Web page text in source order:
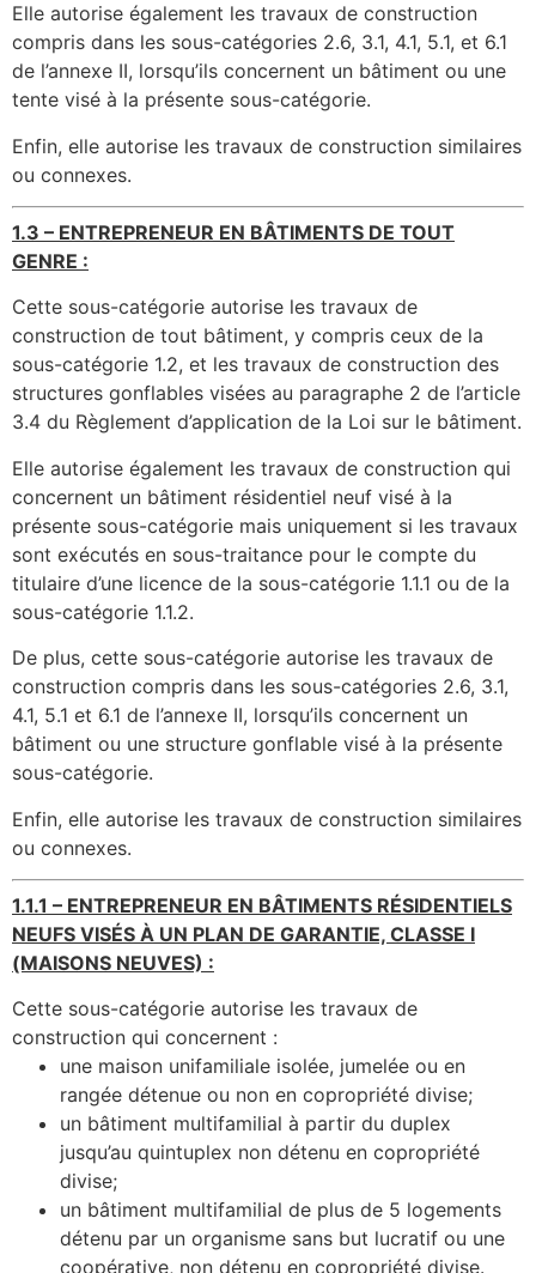
Elle autorise également les travaux de construction
compris dans les sous-catégories 2.6, 3.1, 4.1, 5.1, et 6.1
de l’annexe II, lorsqu’ils concernent un bâtiment ou une
tente visé à la présente sous-catégorie.
Enfin, elle autorise les travaux de construction similaires
ou connexes.
1.3 – ENTREPRENEUR EN BÂTIMENTS DE TOUT
GENRE :
Cette sous-catégorie autorise les travaux de
construction de tout bâtiment, y compris ceux de la
sous-catégorie 1.2, et les travaux de construction des
structures gonflables visées au paragraphe 2 de l’article
3.4 du Règlement d’application de la Loi sur le bâtiment.
Elle autorise également les travaux de construction qui
concernent un bâtiment résidentiel neuf visé à la
présente sous-catégorie mais uniquement si les travaux
sont exécutés en sous-traitance pour le compte du
titulaire d’une licence de la sous-catégorie 1.1.1 ou de la
sous-catégorie 1.1.2.
De plus, cette sous-catégorie autorise les travaux de
construction compris dans les sous-catégories 2.6, 3.1,
4.1, 5.1 et 6.1 de l’annexe II, lorsqu’ils concernent un
bâtiment ou une structure gonflable visé à la présente
sous-catégorie.
Enfin, elle autorise les travaux de construction similaires
ou connexes.
1.1.1 – ENTREPRENEUR EN BÂTIMENTS RÉSIDENTIELS
NEUFS VISÉS À UN PLAN DE GARANTIE, CLASSE I
(MAISONS NEUVES) :
Cette sous-catégorie autorise les travaux de
construction qui concernent :
une maison unifamiliale isolée, jumelée ou en
rangée détenue ou non en copropriété divise;
un bâtiment multifamilial à partir du duplex
jusqu’au quintuplex non détenu en copropriété
divise;
un bâtiment multifamilial de plus de 5 logements
détenu par un organisme sans but lucratif ou une
coopérative, non détenu en copropriété divise.